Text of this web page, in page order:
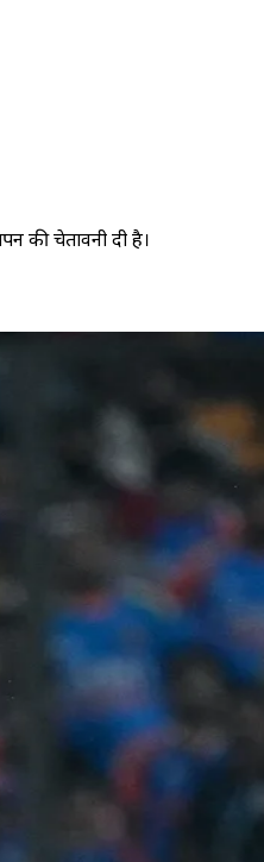
की चेतावनी दी है।